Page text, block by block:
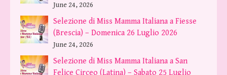
June 24, 2026
Selezione di Miss Mamma Italiana a Fiesse
(Brescia) – Domenica 26 Luglio 2026
June 24, 2026
Selezione di Miss Mamma Italiana a San
Felice Circeo (Latina) – Sabato 25 Luglio